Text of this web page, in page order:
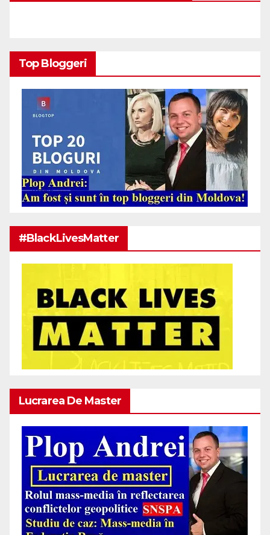
Top Bloggeri
#BlackLivesMatter
Lucrarea De Master